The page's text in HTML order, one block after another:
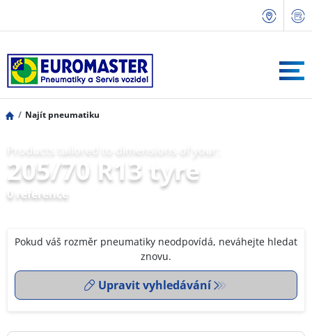
Najít pneumatiku
205/70 R13 tyre
0 reference
Pokud váš rozměr pneumatiky neodpovídá, neváhejte hledat
znovu.
Upravit vyhledávání